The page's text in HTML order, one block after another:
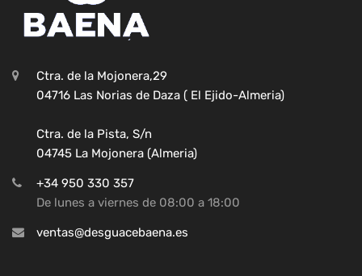
Ctra. de la Mojonera,29
04716 Las Norias de Daza ( El Ejido-Almeria)
Ctra. de la Pista, S/n
04745 La Mojonera (Almeria)
+34 950 330 357
De lunes a viernes de 08:00 a 18:00
ventas@desguacebaena.es